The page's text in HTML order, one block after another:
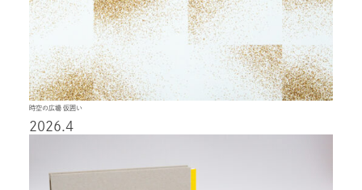
時空の広場 仮囲い
2026.4